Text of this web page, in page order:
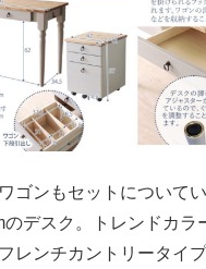
ゴンもセットについて
のデスク。トレンドカラ
レンチカントリータイ